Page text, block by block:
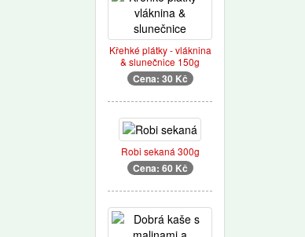
Křehké plátky - vláknina
& slunečnice 150g
Cena: 30 Kč
Robi sekaná 300g
Cena: 60 Kč